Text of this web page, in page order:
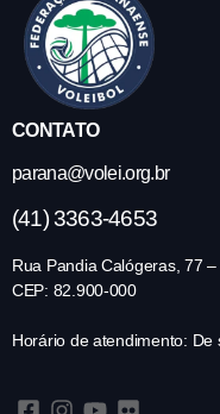
CONTATO
parana@volei.org.br
(41) 3363-4653
Rua Pandia Calógeras, 77
CEP: 82.900-000
Horário de atendimento: